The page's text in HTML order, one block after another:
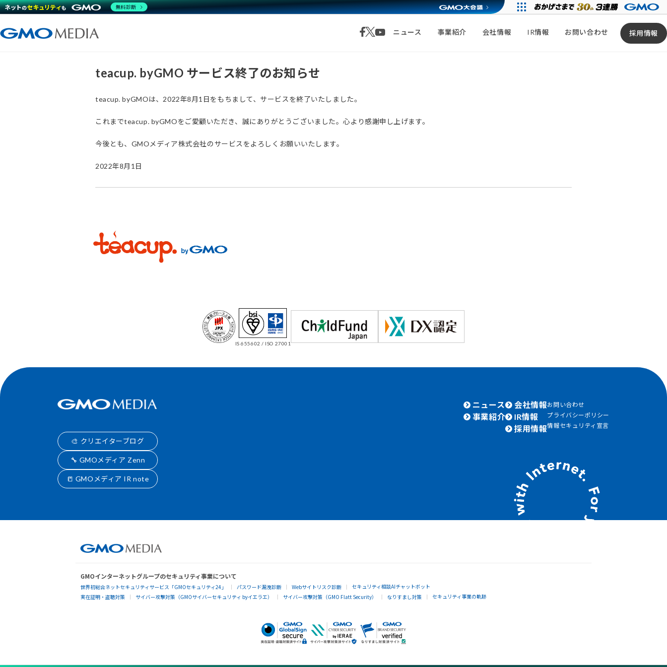
ニュース 事業紹介 会社情報 IR情報 お問い合わせ 採用情報
teacup. byGMO サービス終了のお知らせ
teacup. byGMOは、2022年8月1日をもちまして、サービスを終了いたしました。
これまでteacup. byGMOをご愛顧いただき、誠にありがとうございました。心より感謝申し上げます。
今後とも、GMOメディア株式会社のサービスをよろしくお願いいたします。
2022年8月1日
IS 655602 / ISO 27001
🎨 クリエイターブログ
🔧 GMOメディア Zenn
📒 GMOメディア IR note
ニュース
事業紹介
会社情報
IR情報
採用情報
お問い合わせ
プライバシーポリシー
情報セキュリティ宣言
GMOインターネットグループのセキュリティ事業について
世界初総合ネットセキュリティサービス「GMOセキュリティ24」 パスワード漏洩診断 Webサイトリスク診断
セキュリティ相談AIチャットボット
実在証明・盗聴対策
サイバー攻撃対策（GMOサイバーセキュリティ byイエラエ） サイバー攻撃対策（GMO Flatt Security） なりすまし対策 セキュリティ事業の軌跡
無料診断